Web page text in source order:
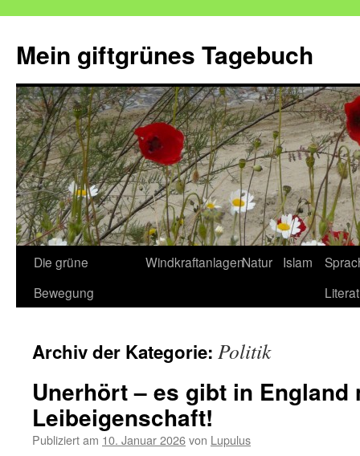
Mein giftgrünes Tagebuch
Zum
Inhalt
Die grüne
Bewegung
WindkraftanlagenNatur Islam
Archiv der Kategorie: Politik
Unerhört – es gibt in England
Leibeigenschaft!
Publiziert am 10. Januar 2026von Lupulus